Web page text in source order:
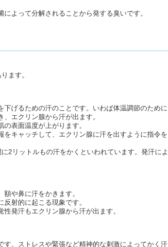
よって分解されることから発する臭いです。
ます。
げるための汗のことです。いわば体温調節のために
エクリン腺から汗が出ます。
表面温度が上がります。
キャッチして、エクリン腺に汗を出すように指令を
2リットルもの汗をかくといわれています。発汗によ
や鼻に汗をかきます。
射的に起こる現象です。
発汗もエクリン腺から汗が出ます。
す。ストレスや緊張など精神的な刺激によってかく汗